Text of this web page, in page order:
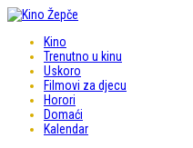
Kino
Trenutno u kinu
Uskoro
Filmovi za djecu
Horori
Domaći
Kalendar